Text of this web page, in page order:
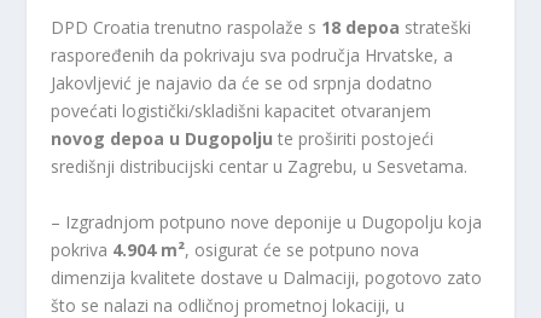
DPD Croatia trenutno raspolaže s 18 depoa strateški
raspoređenih da pokrivaju sva područja Hrvatske, a
Jakovljević je najavio da će se od srpnja dodatno
povećati logistički/skladišni kapacitet otvaranjem
novog depoa u Dugopolju te proširiti postojeći
središnji distribucijski centar u Zagrebu, u Sesvetama.
– Izgradnjom potpuno nove deponije u Dugopolju koja
pokriva 4.904 m², osigurat će se potpuno nova
dimenzija kvalitete dostave u Dalmaciji, pogotovo zato
što se nalazi na odličnoj prometnoj lokaciji, u